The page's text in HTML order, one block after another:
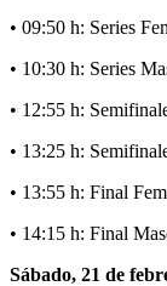
• 09:50 h: Series
• 10:30 h: Series
• 12:55 h:
• 13:25 h:
• 13:55 h: Final
• 14:15 h: Final
Sábado, 21 de